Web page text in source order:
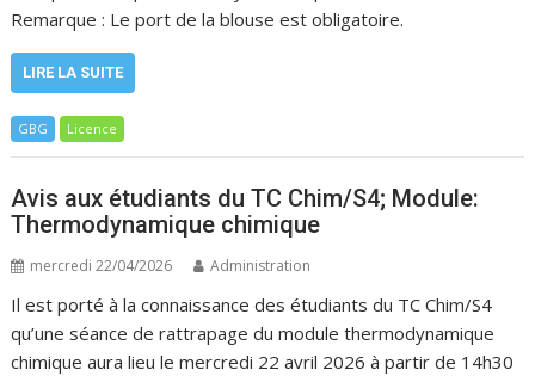
Remarque : Le port de la blouse est obligatoire.
LIRE LA SUITE
GBG Licence
Avis aux étudiants du TC Chim/S4; Module:
Thermodynamique chimique
mercredi 22/04/2026 Administration
Il est porté à la connaissance des étudiants du TC Chim/S4
qu’une séance de rattrapage du module thermodynamique
chimique aura lieu le mercredi 22 avril 2026 à partir de 14h30